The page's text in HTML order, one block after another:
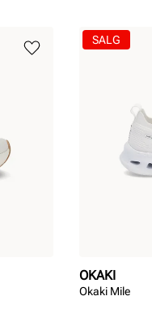
OKAKI
Okaki Mile
SALG